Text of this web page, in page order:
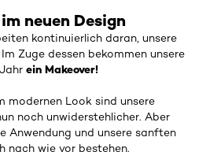
neuen Design
kontinuierlich daran, unsere
Zuge dessen bekommen unsere
ein Makeover!
modernen Look sind unsere
noch unwiderstehlicher. Aber
Anwendung und unsere sanften
nach wie vor bestehen.